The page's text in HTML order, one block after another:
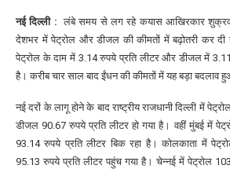
नई दिल्ली : लंबे समय से लग रहे कयास आखिरकार
देशभर में पेट्रोल और डीजल की कीमतों में बढ़ोतरी कर दी
पेट्रोल के दाम में 3.14 रुपये प्रति लीटर और डीजल में 3.11
है। करीब चार साल बाद ईंधन की कीमतों में यह बड़ा बदलाव
नई दरों के लागू होने के बाद राष्ट्रीय राजधानी दिल्ली में
डीजल 90.67 रुपये प्रति लीटर हो गया है। वहीं मुंबई में
93.14 रुपये प्रति लीटर बिक रहा है। कोलकाता में
95.13 रुपये प्रति लीटर पहुंच गया है। चेन्नई में पेट्रोल